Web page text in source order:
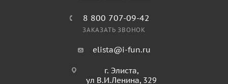
8 800 707-09-42
ЗАКАЗАТЬ ЗВОНОК
elista@i-fun.ru
г. Элиста,
ул В.И.Ленина, 329